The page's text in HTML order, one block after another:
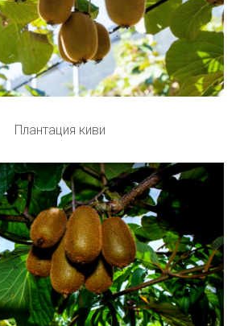
Плантация киви